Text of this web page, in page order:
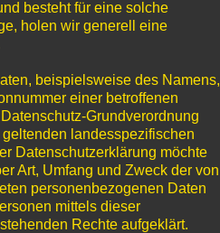
besteht für eine solche
holen wir generell eine
beispielsweise des Namens,
einer betroffenen
Grundverordnung
landesspezifischen
Datenschutzerklärung möchte
Art, Umfang und Zweck der von
personenbezogenen Daten
mittels dieser
Rechte aufgeklärt.